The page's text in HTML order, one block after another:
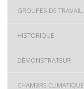
GROUPES DE TRAVAIL
HISTORIQUE
DÉMONSTRATEUR
CHAMBRE CLIMATIQUE